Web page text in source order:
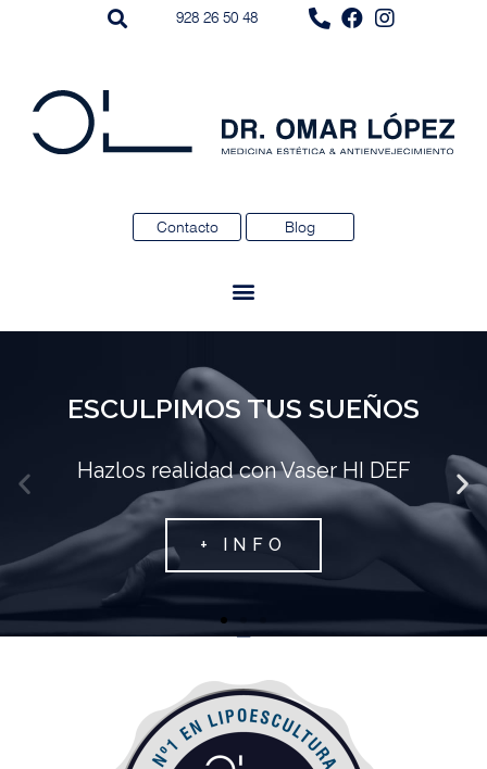
928 26 50 48
Contacto Blog
ESCULPIMOS TUS SUEÑOS
Hazlos realidad con Vaser HI DEF
+ INFO